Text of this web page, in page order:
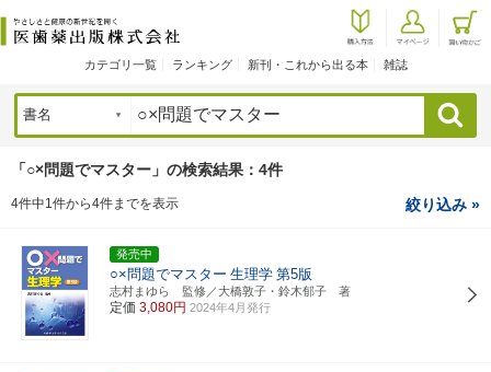
カテゴリ一覧 ランキング 新刊・これから出る本 雑誌
検索
「○×問題でマスター」の検索結果：4件
4件中1件から4件までを表示 絞り込み »
発売中
○×問題でマスター 生理学 第5版
志村まゆら 監修／大橋敦子・鈴木郁子 著
定価 3,080円 2024年4月発行